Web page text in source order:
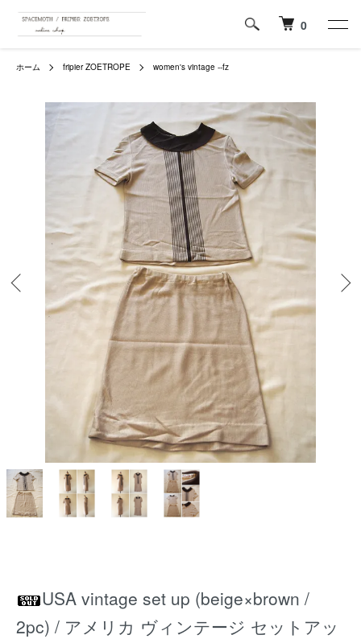
0
ホーム fripier ZOETROPE women's vintage --fz
USA vintage set up (beige×brown /
2pc) / アメリカ ヴィンテージ セットアッ